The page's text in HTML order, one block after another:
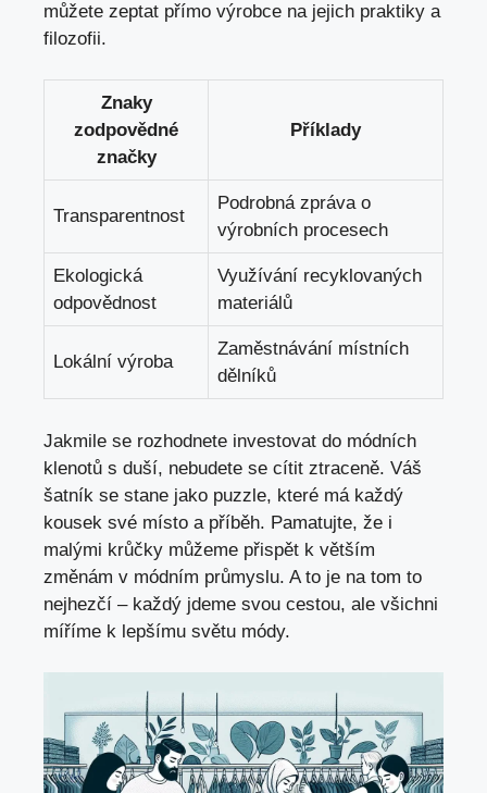
můžete zeptat přímo výrobce na jejich praktiky a
filozofii.
Znaky
zodpovědné
značky
Příklady
Transparentnost
Podrobná zpráva o
výrobních procesech
Ekologická
odpovědnost
Využívání recyklovaných
materiálů
Lokální výroba
Zaměstnávání místních
dělníků
Jakmile se rozhodnete investovat do módních
klenotů s duší, nebudete se cítit ztraceně. Váš
šatník se stane jako puzzle, které má každý
kousek své místo a příběh. Pamatujte, že i
malými krůčky můžeme přispět k větším
změnám v módním průmyslu. A to je na tom to
nejhezčí – každý jdeme svou cestou, ale všichni
míříme k lepšímu světu módy.